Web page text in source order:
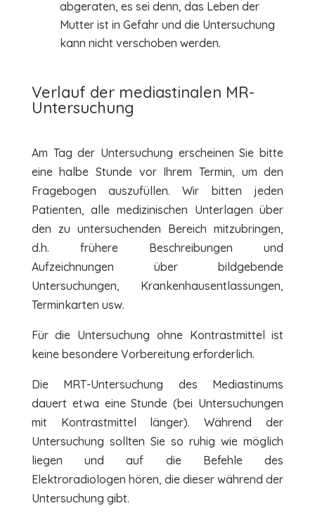
abgeraten, es sei denn, das Leben der
Mutter ist in Gefahr und die Untersuchung
kann nicht verschoben werden.
Verlauf der mediastinalen MR-
Untersuchung
Am Tag der Untersuchung erscheinen Sie bitte
eine halbe Stunde vor Ihrem Termin, um den
Fragebogen auszufüllen. Wir bitten jeden
Patienten, alle medizinischen Unterlagen über
den zu untersuchenden Bereich mitzubringen,
d.h. frühere Beschreibungen und
Aufzeichnungen über bildgebende
Untersuchungen, Krankenhausentlassungen,
Terminkarten usw.
Für die Untersuchung ohne Kontrastmittel ist
keine besondere Vorbereitung erforderlich.
Die MRT-Untersuchung des Mediastinums
dauert etwa eine Stunde (bei Untersuchungen
mit Kontrastmittel länger). Während der
Untersuchung sollten Sie so ruhig wie möglich
liegen und auf die Befehle des
Elektroradiologen hören, die dieser während der
Untersuchung gibt.